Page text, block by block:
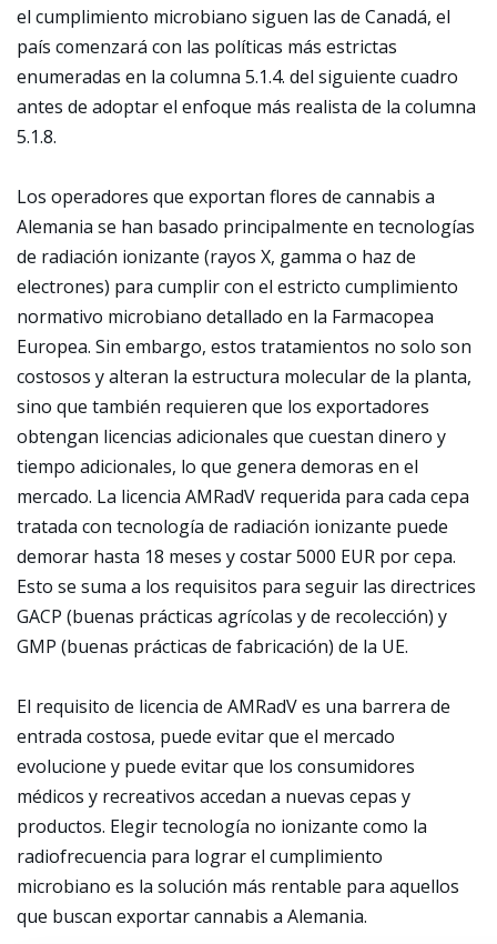
el cumplimiento microbiano siguen las de Canadá, el
país comenzará con las políticas más estrictas
enumeradas en la columna 5.1.4. del siguiente cuadro
antes de adoptar el enfoque más realista de la columna
5.1.8.
Los operadores que exportan flores de cannabis a
Alemania se han basado principalmente en tecnologías
de radiación ionizante (rayos X, gamma o haz de
electrones) para cumplir con el estricto cumplimiento
normativo microbiano detallado en la Farmacopea
Europea. Sin embargo, estos tratamientos no solo son
costosos y alteran la estructura molecular de la planta,
sino que también requieren que los exportadores
obtengan licencias adicionales que cuestan dinero y
tiempo adicionales, lo que genera demoras en el
mercado. La licencia AMRadV requerida para cada cepa
tratada con tecnología de radiación ionizante puede
demorar hasta 18 meses y costar 5000 EUR por cepa.
Esto se suma a los requisitos para seguir las directrices
GACP (buenas prácticas agrícolas y de recolección) y
GMP (buenas prácticas de fabricación) de la UE.
El requisito de licencia de AMRadV es una barrera de
entrada costosa, puede evitar que el mercado
evolucione y puede evitar que los consumidores
médicos y recreativos accedan a nuevas cepas y
productos. Elegir tecnología no ionizante como la
radiofrecuencia para lograr el cumplimiento
microbiano es la solución más rentable para aquellos
que buscan exportar cannabis a Alemania.